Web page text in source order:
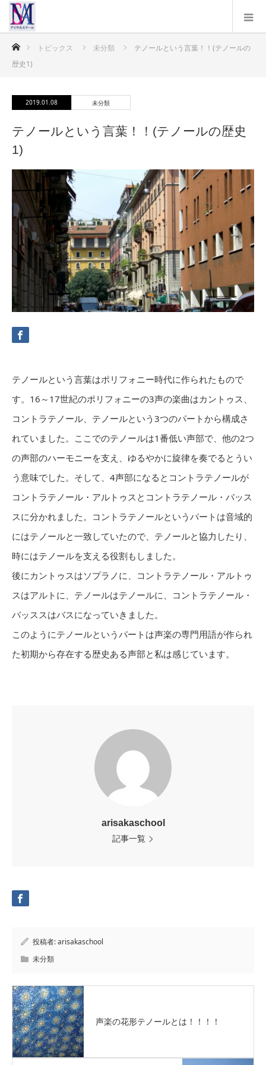
ホームトピックス 未分類
テノールという言葉！！(テノールの
歴史1)
2019.01.08 未分類
テノールという言葉！！(テノールの歴史
1)
テノールという言葉はポリフォニー時代に作られたもので
す。16～17世紀のポリフォニーの3声の楽曲はカントゥス、
コントラテノール、テノールという3つのパートから構成さ
れていました。ここでのテノールは1番低い声部で、他の2つ
の声部のハーモニーを支え、ゆるやかに旋律を奏でるとうい
う意味でした。そして、4声部になるとコントラテノールが
コントラテノール・アルトゥスとコントラテノール・バッス
スに分かれました。コントラテノールというパートは音域的
にはテノールと一致していたので、テノールと協力したり、
時にはテノールを支える役割もしました。
後にカントゥスはソプラノに、コントラテノール・アルトゥ
スはアルトに、テノールはテノールに、コントラテノール・
バッススはバスになっていきました。
このようにテノールというパートは声楽の専門用語が作られ
た初期から存在する歴史ある声部と私は感じています。
arisakaschool
記事一覧
投稿者:arisakaschool
未分類
声楽の花形テノールとは！！！！